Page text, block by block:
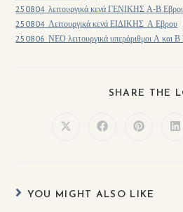
250804_λειτουργικά κενά ΓΕΝΙΚΗΣ Α-Β
250804_Λειτουργικά κενά ΕΙΔΙΚΗΣ_Α Εβρου
250806_ΝΕΟ λειτουργικά υπεράριθμοι Α και Β
SHARE THE
YOU MIGHT ALSO LIKE